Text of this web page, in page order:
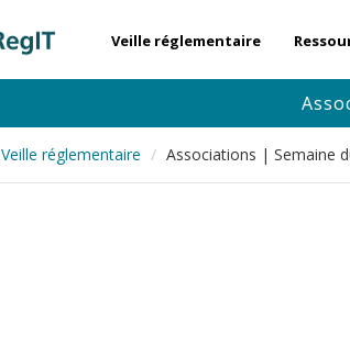
Veille réglementaire
Veille réglementaire Associations | Semaine